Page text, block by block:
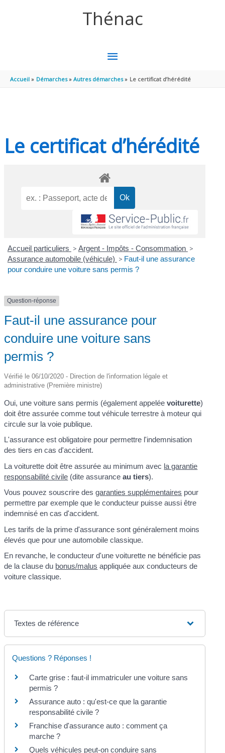
Thénac
MENU
PRINCIPAL
Accueil Démarches Autres démarches Le certificat d’hérédité
Le certificat d’hérédité
Accueil particuliers > Argent - Impôts - Consommation >
Assurance automobile (véhicule) > Faut-il une assurance
pour conduire une voiture sans permis ?
Question-réponse
Faut-il une assurance pour
conduire une voiture sans
permis ?
Vérifié le 06/10/2020 - Direction de l'information légale et
administrative (Première ministre)
Oui, une voiture sans permis (également appeléevoiturette)
doit être assurée comme tout véhicule terrestre à moteur qui
circule sur la voie publique.
L'assurance est obligatoire pour permettre l'indemnisation
des tiers en cas d'accident.
La voiturette doit être assurée au minimum avec la garantie
responsabilité civile (dite assuranceau tiers).
Vous pouvez souscrire desgaranties supplémentaires pour
permettre par exemple que le conducteur puisse aussi être
indemnisé en cas d'accident.
Les tarifs de la prime d'assurance sont généralement moins
élevés que pour une automobile classique.
En revanche, le conducteur d'une voiturette ne bénéficie pas
de la clause du bonus/malus appliquée aux conducteurs de
voiture classique.
Textes de référence
Questions ? Réponses !
Carte grise : faut-il immatriculer une voiture sans
permis ?
Assurance auto : qu'est-ce que la garantie
responsabilité civile ?
Franchise d'assurance auto : comment ça
marche ?
Quels véhicules peut-on conduire sans